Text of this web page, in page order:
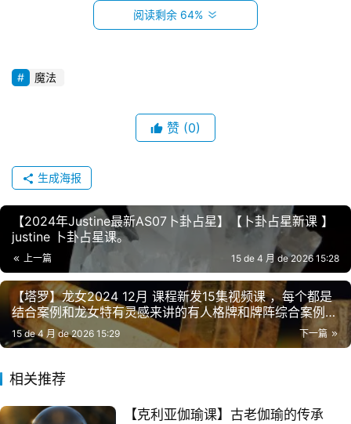
阅读剩余 64%
魔法
赞 (0)
生成海报
【2024年Justine最新AS07卜卦占星】【卜卦占星新课 】
justine 卜卦占‬星课。
上一篇 15 de 4 月 de 2026 15:28
【塔罗】龙女2024 12月 课程新发15集视频课 ，每个都是
结合案例和龙女特有灵感来讲的有人格牌和牌阵综合案例讲
解
下一篇
15 de 4 月 de 2026 15:29
相关推荐
【克利亚伽瑜‬课】古老伽瑜‬的传承